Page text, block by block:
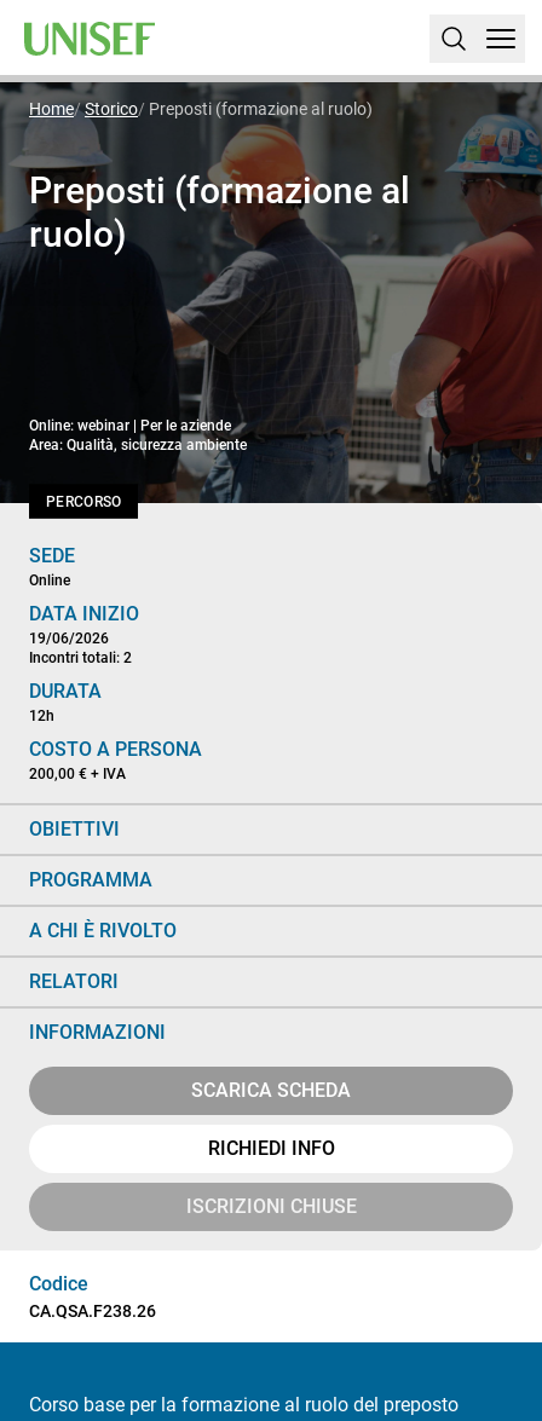
Home Storico Preposti (formazione al ruolo)
Preposti (formazione al
ruolo)
Online: webinar | Per le aziende
Area: Qualità, sicurezza ambiente
PERCORSO
SEDE
Online
DATA INIZIO
19/06/2026
Incontri totali: 2
DURATA
12h
COSTO A PERSONA
200,00 € + IVA
OBIETTIVI
PROGRAMMA
A CHI È RIVOLTO
RELATORI
INFORMAZIONI
SCARICA SCHEDA
RICHIEDI INFO
ISCRIZIONI CHIUSE
Codice
CA.QSA.F238.26
Corso base per la formazione al ruolo del preposto